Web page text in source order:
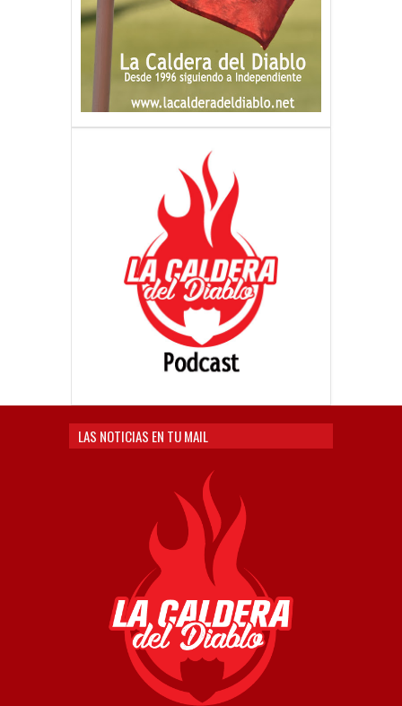
LAS NOTICIAS EN TU MAIL